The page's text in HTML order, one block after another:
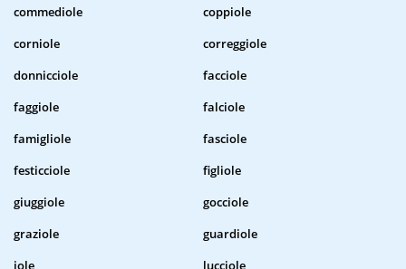
commediole
coppiole
corniole
correggiole
donnicciole
facciole
faggiole
falciole
famigliole
fasciole
festicciole
figliole
giuggiole
gocciole
graziole
guardiole
iole
lucciole